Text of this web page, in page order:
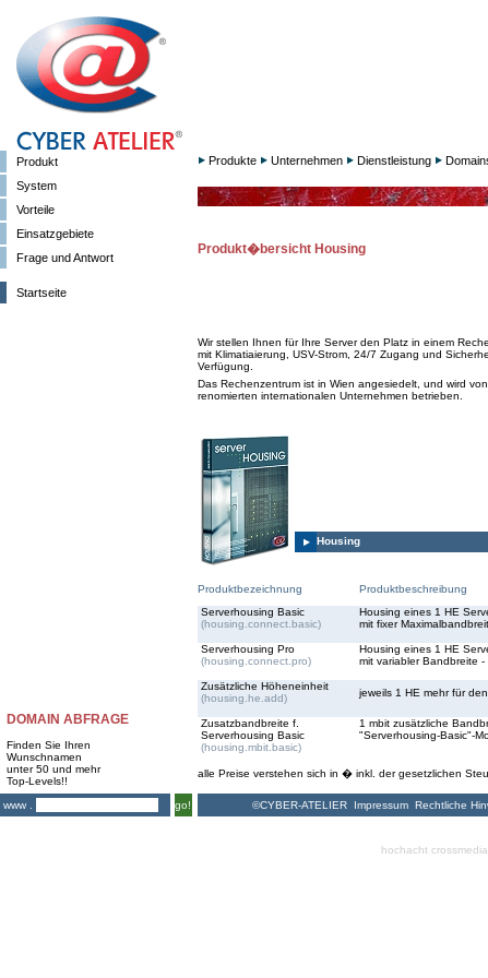
Produkt
System
Vorteile
Einsatzgebiete
Frage und Antwort
Startseite
DOMAIN ABFRAGE
Finden Sie Ihren
Wunschnamen
unter 50 und mehr
Top-Levels!!
www .
go!
Produkte Unternehmen Dienstleistung
Produkt�bersicht Housing
Wir stellen Ihnen für Ihre Server den Platz in einem
mit Klimatiaierung, USV-Strom, 24/7 Zugang und
Verfügung.
Das Rechenzentrum ist in Wien angesiedelt, und wird
renomierten internationalen Unternehmen betrieben.
Housing
Produktbezeichnung Produktbeschreibung
Serverhousing Basic
(housing.connect.basic)
Housing eines 1 HE
mit fixer
Serverhousing Pro
(housing.connect.pro)
Housing eines 1 HE
mit variabler Bandbreite
Zusätzliche Höheneinheit
(housing.he.add)
jeweils 1 HE mehr für
Zusatzbandbreite f.
Serverhousing Basic
(housing.mbit.basic)
1 mbit zusätzliche
"Serverhousing-Basic"-
alle Preise verstehen sich in � inkl. der gesetzlichen
©CYBER-ATELIER Impressum Rechtliche
hochacht crossmedia